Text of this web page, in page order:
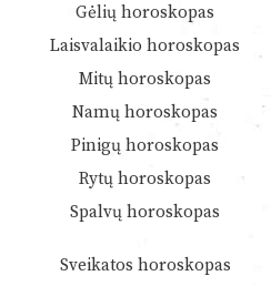
Gėlių horoskopas
Laisvalaikio horoskopas
Mitų horoskopas
Namų horoskopas
Pinigų horoskopas
Rytų horoskopas
Spalvų horoskopas
Sveikatos horoskopas